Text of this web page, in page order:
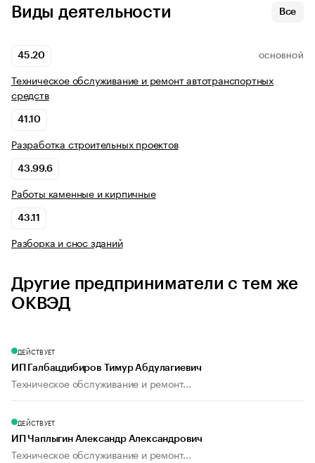
Виды деятельности Все
45.20 ОСНОВНОЙ
Техническое обслуживание и ремонт автотранспортных
средств
41.10
Разработка строительных проектов
43.99.6
Работы каменные и кирпичные
43.11
Разборка и снос зданий
Другие предприниматели с тем же
ОКВЭД
ДЕЙСТВУЕТ
ИП Галбацдибиров Тимур Абдулагиевич
Техническое обслуживание и ремонт...
ДЕЙСТВУЕТ
ИП Чаплыгин Александр Александрович
Техническое обслуживание и ремонт...